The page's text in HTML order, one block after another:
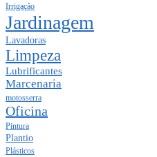
Irrigação
Jardinagem
Lavadoras
Limpeza
Lubrificantes
Marcenaria
motosserra
Oficina
Pintura
Plantio
Plásticos